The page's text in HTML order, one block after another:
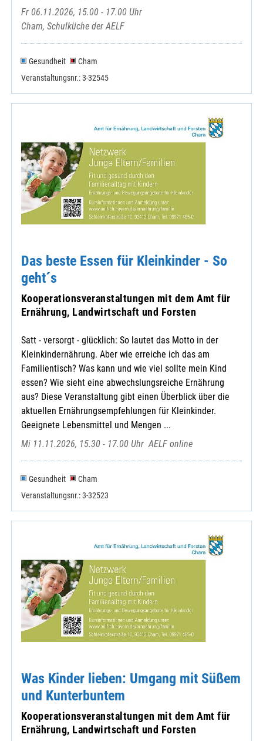
Fr 06.11.2026, 15.00 - 17.00 Uhr
Cham, Schulküche der AELF
Gesundheit
Cham
Veranstaltungsnr.: 3-32545
Das beste Essen für Kleinkinder - So
geht´s
Kooperationsveranstaltungen mit dem Amt für
Ernährung, Landwirtschaft und Forsten
Satt - versorgt - glücklich: So lautet das Motto in der
Kleinkindernährung. Aber wie erreiche ich das am
Familientisch? Was kann und wie viel sollte mein Kind
essen? Wie sieht eine abwechslungsreiche Ernährung
aus? Diese Veranstaltung gibt einen Überblick über die
aktuellen Ernährungsempfehlungen für Kleinkinder.
Geeignete Lebensmittel und Mengen ...
Mi 11.11.2026, 15.30 - 17.00 Uhr AELF online
Gesundheit
Cham
Veranstaltungsnr.: 3-32523
Was Kinder lieben: Umgang mit Süßem
und Kunterbuntem
Kooperationsveranstaltungen mit dem Amt für
Ernährung, Landwirtschaft und Forsten